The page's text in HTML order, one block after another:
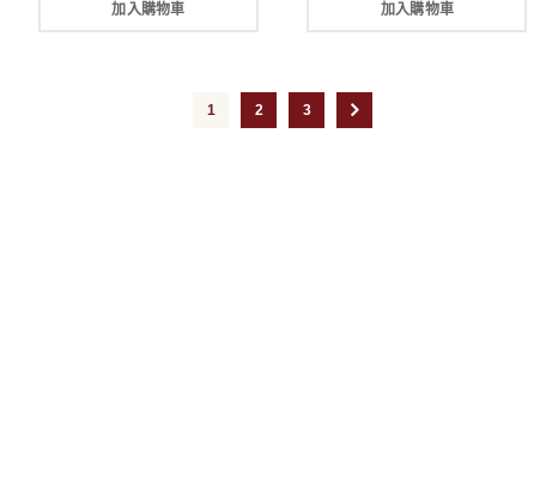
加入購物車 加入購物車
1 2 3